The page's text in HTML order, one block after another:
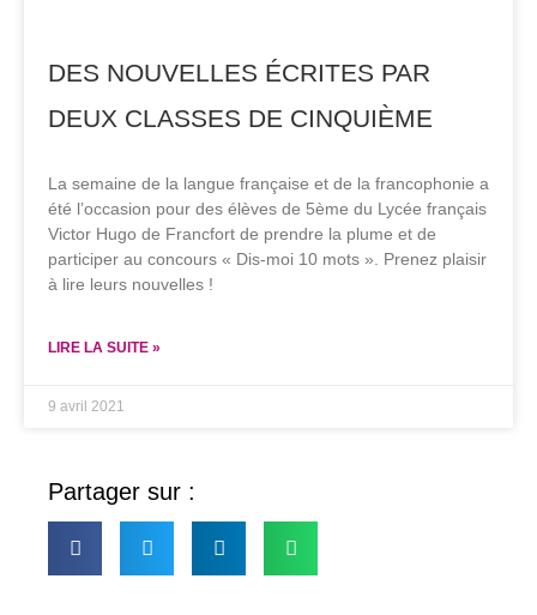
DES NOUVELLES ÉCRITES PAR
DEUX CLASSES DE CINQUIÈME
La semaine de la langue française et de la francophonie a
été l’occasion pour des élèves de 5ème du Lycée français
Victor Hugo de Francfort de prendre la plume et de
participer au concours « Dis-moi 10 mots ». Prenez plaisir
à lire leurs nouvelles !
LIRE LA SUITE »
9 avril 2021
Partager sur :